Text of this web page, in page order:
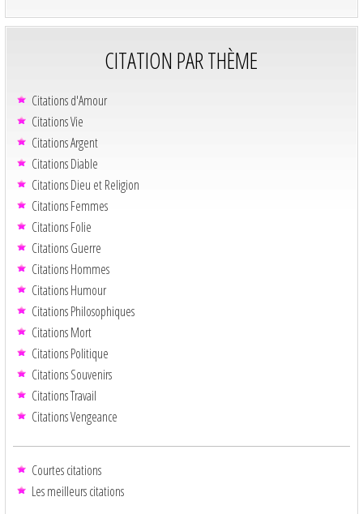
CITATION PAR THÈME
Citations d'Amour
Citations Vie
Citations Argent
Citations Diable
Citations Dieu et Religion
Citations Femmes
Citations Folie
Citations Guerre
Citations Hommes
Citations Humour
Citations Philosophiques
Citations Mort
Citations Politique
Citations Souvenirs
Citations Travail
Citations Vengeance
Courtes citations
Les meilleurs citations